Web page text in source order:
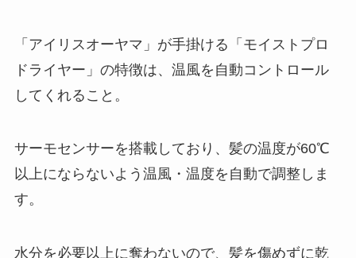
「アイリスオーヤマ」が手掛ける「モイストプロ
ドライヤー」の特徴は、温風を自動コントロール
してくれること。
サーモセンサーを搭載しており、髪の温度が60℃
以上にならないよう温風・温度を自動で調整しま
す。
水分を必要以上に奪わないので、髪を傷めずに乾